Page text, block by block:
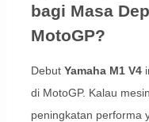
bagi Masa
MotoGP?
Debut Yamaha M1 V4
di MotoGP. Kalau
peningkatan performa